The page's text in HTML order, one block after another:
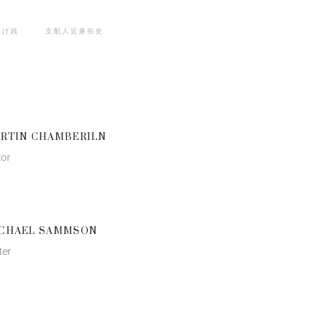
銭 支配人近兼拓史
CHAMBERILN
SAMMSON